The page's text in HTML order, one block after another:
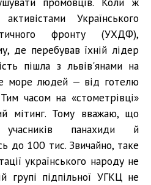
Українського
фронту (УХДФ),
де перебував їхній лідер
пішла з львів'янами на
море людей — від готелю
часом на «стометрівці»
мітинг. Тому вважаю, що
учасників панахиди й
до 100 тис. Звичайно, таке
українського народу не
групі підпільної УГКЦ не